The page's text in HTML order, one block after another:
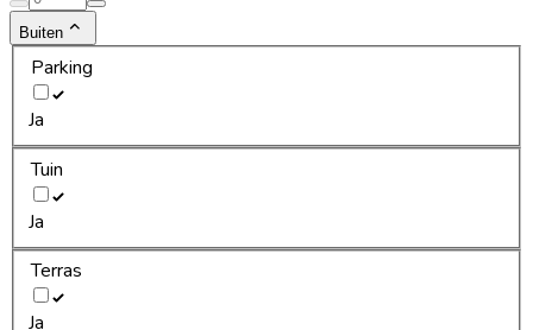
Buiten
Parking
Ja
Tuin
Ja
Terras
Ja